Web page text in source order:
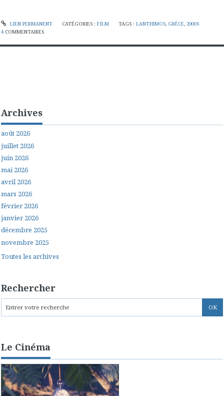
LIEN PERMANENT CATÉGORIES : FILM TAGS :LANTHIMOS, GRÈCE, 2000S
4 COMMENTAIRES
Archives
août 2026
juillet 2026
juin 2026
mai 2026
avril 2026
mars 2026
février 2026
janvier 2026
décembre 2025
novembre 2025
Toutes les archives
Rechercher
Le Cinéma